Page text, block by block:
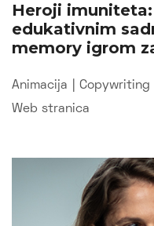
Heroji
edukativnim
memory igrom
Animacija Copywriting
Web stranica